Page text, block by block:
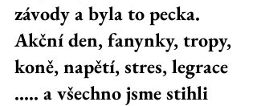
závody a byla to pecka.
Akční den, fanynky, tropy,
koně, napětí, stres, legrace
..... a všechno jsme stihli